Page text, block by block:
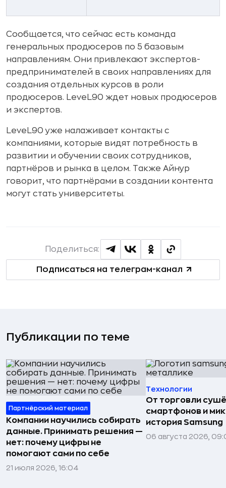
Сообщается, что сейчас есть команда
генеральных продюсеров по 5 базовым
направлениям. Они привлекают экспертов-
предпринимателей в своих направлениях для
создания отдельных курсов в роли
продюсеров. LeveL90 ждет новых продюсеров
и экспертов.
LeveL90 уже налаживает контакты с
компаниями, которые видят потребность в
развитии и обучении своих сотрудников,
партнёров и рынка в целом. Также Айнур
говорит, что партнёрами в создании контента
могут стать университеты.
Подписаться на телеграм-канал
Поделиться:
Публикации по теме
Партнёрский материал
Компании научились собирать
данные. Принимать решения —
нет: почему цифры не
помогают сами по себе
21 июля 2026, 16:04
Технологии
От торговли
смартфонов и
история Samsung
06 августа 2026,